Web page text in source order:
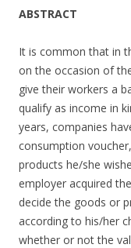
ABSTRACT
It is common that in
on the occasion of
give their workers a
qualify as income in
years, companies
consumption
products he/she
employer acquired
decide the goods or
according to his/her
whether or not the